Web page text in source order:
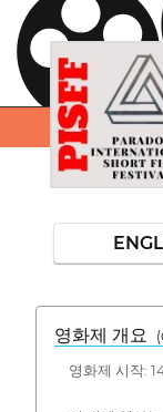
영화제 개요
영화제 시작: